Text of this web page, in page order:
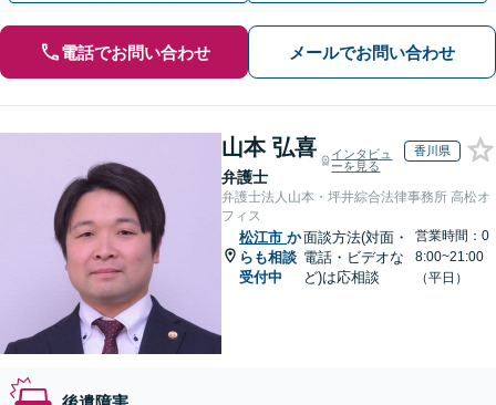
電話でお問い合わせ メールでお問い合わせ
山本 弘喜
弁護士
インタビュ
ーを見る
香川県
弁護士法人山本・坪井綜合法律事務所 高松オ
フィス
松江市 か
らも相談
受付中
面談方法(対面・
電話・ビデオな
ど)は応相談
営業時間：0
8:00~21:00
（平日）